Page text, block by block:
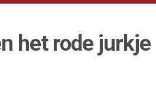
het rode jurkje